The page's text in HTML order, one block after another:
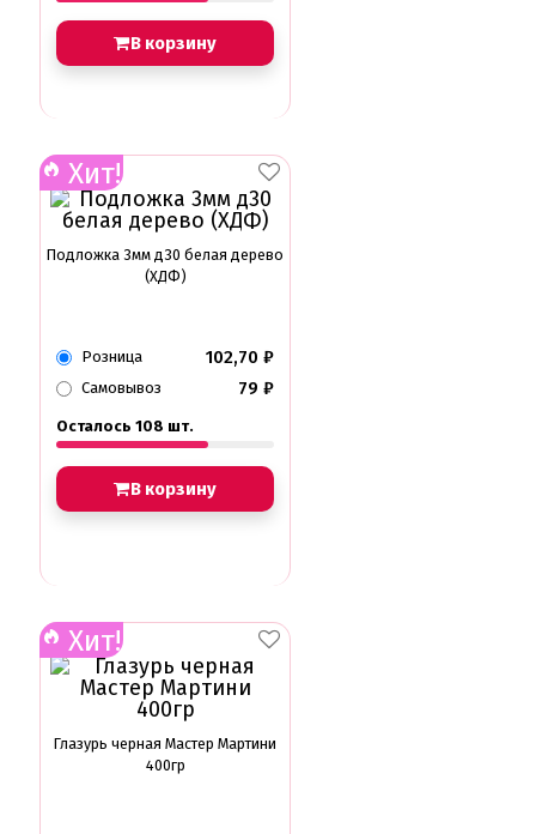
В корзину
Хит!
Подложка 3мм д30 белая дерево
(ХДФ)
Розница 102,70 ₽
Самовывоз 79 ₽
Осталось 108 шт.
В корзину
Хит!
Глазурь черная Мастер Мартини
400гр